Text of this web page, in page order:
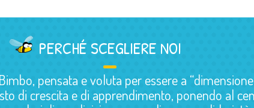
PERCHÉ SCEGLIERE NOI
pensata e voluta per essere a
di crescita e di apprendimento, ponendo al